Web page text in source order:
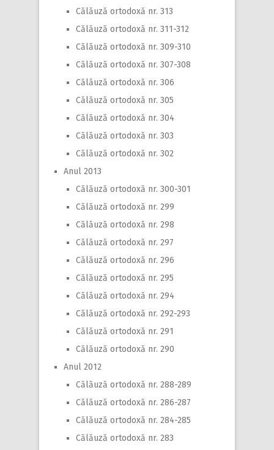
Călăuză ortodoxă nr. 313
Călăuză ortodoxă nr. 311-312
Călăuză ortodoxă nr. 309-310
Călăuză ortodoxă nr. 307-308
Călăuză ortodoxă nr. 306
Călăuză ortodoxă nr. 305
Călăuză ortodoxă nr. 304
Călăuză ortodoxă nr. 303
Călăuză ortodoxă nr. 302
Anul 2013
Călăuză ortodoxă nr. 300-301
Călăuză ortodoxă nr. 299
Călăuză ortodoxă nr. 298
Călăuză ortodoxă nr. 297
Călăuză ortodoxă nr. 296
Călăuză ortodoxă nr. 295
Călăuză ortodoxă nr. 294
Călăuză ortodoxă nr. 292-293
Călăuză ortodoxă nr. 291
Călăuză ortodoxă nr. 290
Anul 2012
Călăuză ortodoxă nr. 288-289
Călăuză ortodoxă nr. 286-287
Călăuză ortodoxă nr. 284-285
Călăuză ortodoxă nr. 283